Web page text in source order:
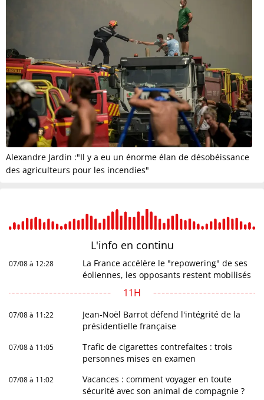
Alexandre Jardin :"Il y a eu un énorme élan de désobéissance
des agriculteurs pour les incendies"
L'info en continu
07/08 à 12:28
La France accélère le "repowering" de ses
éoliennes, les opposants restent mobilisés
11H
07/08 à 11:22
Jean-Noël Barrot défend l'intégrité de la
présidentielle française
07/08 à 11:05
Trafic de cigarettes contrefaites : trois
personnes mises en examen
07/08 à 11:02
Vacances : comment voyager en toute
sécurité avec son animal de compagnie ?